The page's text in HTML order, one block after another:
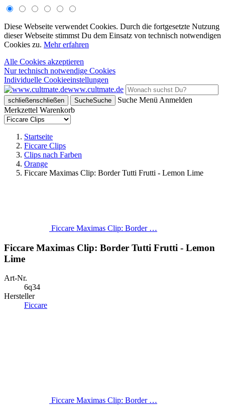
Diese Webseite verwendet Cookies. Durch die fortgesetzte Nutzung
dieser Webseite stimmst Du dem Einsatz von technisch notwendigen
Cookies zu. Mehr erfahren
Alle Cookies akzeptieren
Nur technisch notwendige Cookies
Individuelle Cookieeinstellungen
www.cultmate.de
schließenschließen SucheSuche Suche Menü Anmelden
Merkzettel Warenkorb
Startseite
Ficcare Clips
Clips nach Farben
Orange
Ficcare Maximas Clip: Border Tutti Frutti - Lemon Lime
Ficcare Maximas Clip: Border …
Ficcare Maximas Clip: Border Tutti Frutti - Lemon
Lime
Art-Nr.
6q34
Hersteller
Ficcare
Ficcare Maximas Clip: Border …